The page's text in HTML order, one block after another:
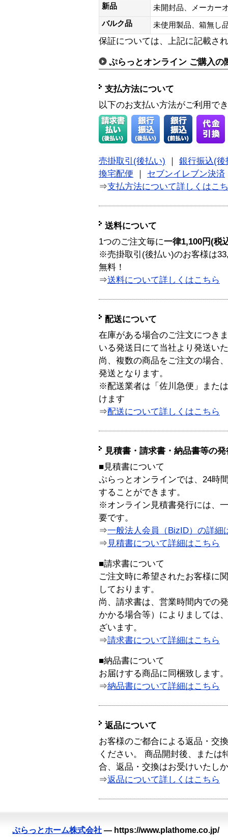
新品
未開封品、メーカー
バルク品
未使用製品、箱無
保証については、上記に記載さ
ぷらっとオンライン ご購入の
支払方法について
以下のお支払い方法がご利用で
売掛取引(後払い)
銀行振込(後
換宅配便
セブンイレブン決済
⇒支払方法について詳しくはこ
送料について
1つのご注文毎に一律1,100円(税
※売掛取引(後払い)のお客様は
無料！
⇒送料について詳しくはこちら
配送について
在庫がある場合のご注文につき
いる発送日にて当社より発送い
尚、複数の商品をご注文の場合
発送となります。
※配送業者は「佐川急便」また
けます
⇒配送について詳しくはこちら
見積書・請求書・納品書等の
■見積書について
ぷらっとオンラインでは、24時
することができます。
※オンライン見積書発行には、
要です。
⇒一般法人会員（BizID）の詳細
⇒ 見積書について詳細はこちら
■請求書について
ご注文時に希望されたお客様に
しております。
尚、請求書は、営業時間内での
かかる場合等）によりましては
ざいます。
⇒請求書について詳細はこちら
■納品書について
お届けする商品に同梱致します。
⇒納品書について詳細はこちら
返品について
お客様のご都合による返品・交
ください。 商品開封後、または
合、返品・交換はお受けいたし
⇒返品について詳しくはこちら
ぷらっとホーム株式会社 — https://www.plathome.co.jp/